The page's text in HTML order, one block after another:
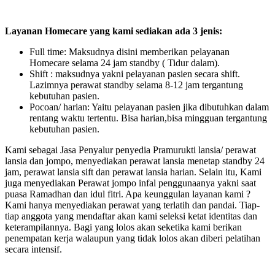
Layanan Homecare yang kami sediakan ada 3 jenis:
Full time: Maksudnya disini memberikan pelayanan
Homecare selama 24 jam standby ( Tidur dalam).
Shift : maksudnya yakni pelayanan pasien secara shift.
Lazimnya perawat standby selama 8-12 jam tergantung
kebutuhan pasien.
Pocoan/ harian: Yaitu pelayanan pasien jika dibutuhkan dalam
rentang waktu tertentu. Bisa harian,bisa mingguan tergantung
kebutuhan pasien.
Kami sebagai Jasa Penyalur penyedia Pramurukti lansia/ perawat
lansia dan jompo, menyediakan perawat lansia menetap standby 24
jam, perawat lansia sift dan perawat lansia harian. Selain itu, Kami
juga menyediakan Perawat jompo infal penggunaanya yakni saat
puasa Ramadhan dan idul fitri. Apa keunggulan layanan kami ?
Kami hanya menyediakan perawat yang terlatih dan pandai. Tiap-
tiap anggota yang mendaftar akan kami seleksi ketat identitas dan
keterampilannya. Bagi yang lolos akan seketika kami berikan
penempatan kerja walaupun yang tidak lolos akan diberi pelatihan
secara intensif.